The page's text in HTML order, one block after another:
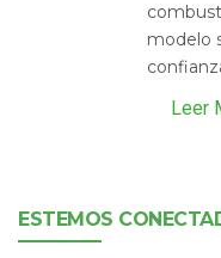
modelo
Leer
ESTEMOS